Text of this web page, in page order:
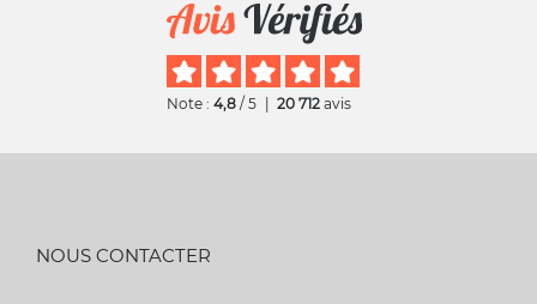
Note : 4,8 / 5 20 712 avis
NOUS CONTACTER